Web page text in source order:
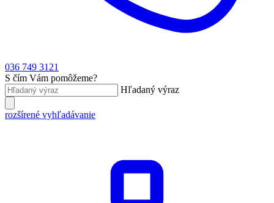
036 749 3121
S čím Vám pomôžeme?
Hľadaný výraz
rozšírené vyhľadávanie